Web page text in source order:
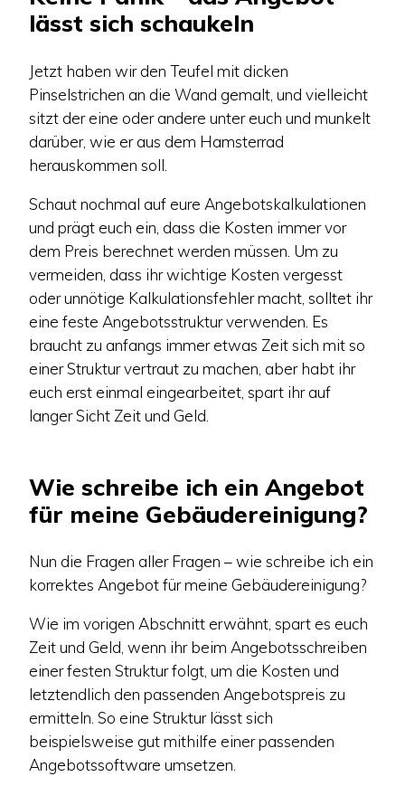
lässt sich schaukeln
Jetzt haben wir den Teufel mit dicken
Pinselstrichen an die Wand gemalt, und vielleicht
sitzt der eine oder andere unter euch und munkelt
darüber, wie er aus dem Hamsterrad
herauskommen soll.
Schaut nochmal auf eure Angebotskalkulationen
und prägt euch ein, dass die Kosten immer vor
dem Preis berechnet werden müssen. Um zu
vermeiden, dass ihr wichtige Kosten vergesst
oder unnötige Kalkulationsfehler macht, solltet ihr
eine feste Angebotsstruktur verwenden. Es
braucht zu anfangs immer etwas Zeit sich mit so
einer Struktur vertraut zu machen, aber habt ihr
euch erst einmal eingearbeitet, spart ihr auf
langer Sicht Zeit und Geld.
Wie schreibe ich ein Angebot
für meine Gebäudereinigung?
Nun die Fragen aller Fragen – wie schreibe ich ein
korrektes Angebot für meine Gebäudereinigung?
Wie im vorigen Abschnitt erwähnt, spart es euch
Zeit und Geld, wenn ihr beim Angebotsschreiben
einer festen Struktur folgt, um die Kosten und
letztendlich den passenden Angebotspreis zu
ermitteln. So eine Struktur lässt sich
beispielsweise gut mithilfe einer passenden
Angebotssoftware umsetzen.